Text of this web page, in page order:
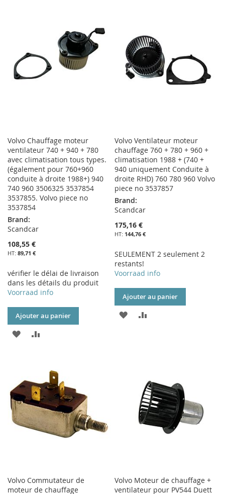
D’ENVIE
COMPARATEUR
LISTE
D’ENVIE
Volvo Chauffage moteur
ventilateur 740 + 940 + 780
avec climatisation tous types.
(également pour 760+960
conduite à droite 1988+) 940
740 960 3506325 3537854
3537855. Volvo piece no
3537854
Brand:
Scandcar
108,55 €
89,71 €
vérifier le délai de livraison
dans les détails du produit
Voorraad info
Ajouter au panier
AJOUTER
LISTE
D’ENVIE
COMPARATEUR
Volvo Ventilateur moteur
chauffage 760 + 780 + 960 +
climatisation 1988 + (740 +
940 uniquement Conduite à
droite RHD) 760 780 960 Volvo
piece no 3537857
Brand:
Scandcar
175,16 €
144,76 €
SEULEMENT 2 seulement 2
restants!
Voorraad info
Ajouter au panier
AJOUTER
D’ENVIE
Volvo Commutateur de
moteur de chauffage
Volvo Moteur de chauffage +
ventilateur pour PV544 Duett